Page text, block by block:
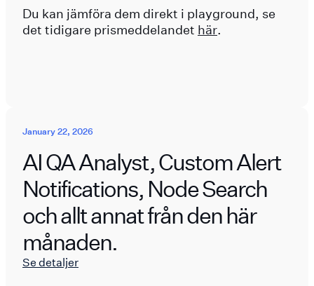
Du kan jämföra dem direkt i playground, se
det tidigare prismeddelandet här.
January 22, 2026
AI QA Analyst, Custom Alert
Notifications, Node Search
och allt annat från den här
månaden.
Se detaljer